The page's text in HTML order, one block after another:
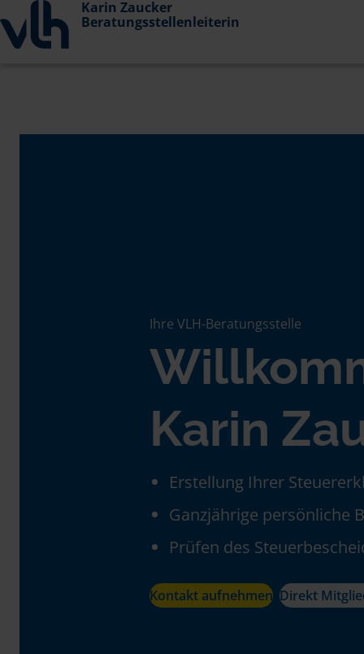
Karin Zaucker
Beratungsstellenleiterin
Ihre VLH-Beratungsstelle
Karin
Erstellung Ihrer
Ganzjährige persönliche
Prüfen des
Kontakt aufnehmen Direkt